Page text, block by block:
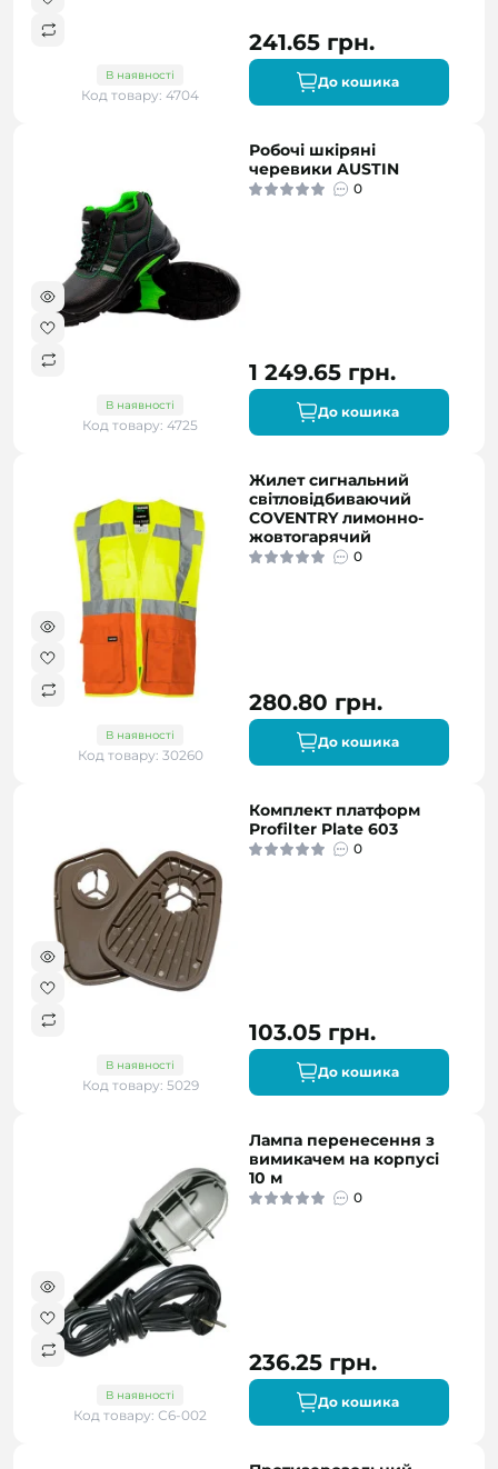
В наявності
Код товару: 4704
241.65 грн.
До кошика
В наявності
Код товару: 4725
Робочі шкіряні
черевики AUSTIN
0
1 249.65 грн.
До кошика
В наявності
Код товару: 30260
Жилет сигнальний
світловідбиваючий
COVENTRY лимонно-
жовтогарячий
0
280.80 грн.
До кошика
В наявності
Код товару: 5029
Комплект платформ
Profilter Plate 603
0
103.05 грн.
До кошика
В наявності
Код товару: С6-002
Лампа перенесення з
вимикачем на корпусі
10 м
0
236.25 грн.
До кошика